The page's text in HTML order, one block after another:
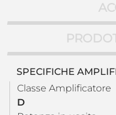
SPECIFICHE
Classe Amplificatore
D